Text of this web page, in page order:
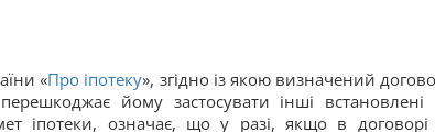
«Про іпотеку», згідно із якою визначений
йому застосувати інші
іпотеки, означає, що у разі, якщо в